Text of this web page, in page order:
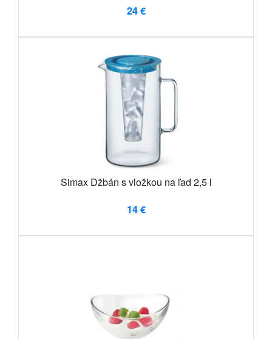
24 €
Simax Džbán s vložkou na ľad 2,5 l
14 €